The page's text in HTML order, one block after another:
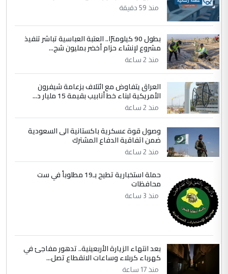
التعليق : واحد من عصابة علي ماما يسقط
جنسية الرافد الثالث للعراق ومن اصول عريقة
ابا فرات ...
الموضوع :
الجواهري يرد على صدام حسين سل
مضجعيك يابن الزنا (نص كامل)
5 سردار
التعليق : واحد من عصابة علي ماما يسقط
جنسية الرافد الثالث للعراق ومن اصول عريقة
الموضوع :
الجواهري يرد على صدام حسين سل
مضجعيك يابن الزنا (نص كامل)
منذ 59 دقيقة
بطول 90 كيلومترًا.. العتبة العباسية تباشر تنفيذ
مشروع لإنشاء حزام أخضر بمليون شج...
منذ 2 ساعة
العراق يتفاوض مع ائتلاف بزعامة شيفرون
الأمريكية لبناء خط أنابيب بقيمة 15 مليار د...
منذ 2 ساعة
وصول قوة عسكرية باكستانية الى السعودية
ضمن اتفاقية الدفاع المشترك
منذ 2 ساعة
حملة استخبارية تطيح بـ19 مطلوباً في ست
محافظات
منذ 3 ساعة
بعد انتهاء الزيارة الأربعينية.. تدهور مفاجئ في
كهرباء كربلاء وساعات الانقطاع تصل...
منذ 17 ساعة